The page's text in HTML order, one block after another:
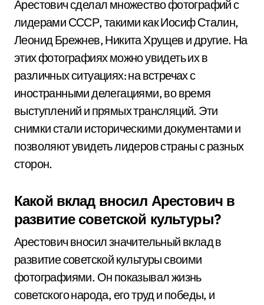
Арестович сделал множество фотографий с
лидерами СССР, такими как Иосиф Сталин,
Леонид Брежнев, Никита Хрущев и другие. На
этих фотографиях можно увидеть их в
различных ситуациях: на встречах с
иностранными делегациями, во время
выступлений и прямых трансляций. Эти
снимки стали историческими документами и
позволяют увидеть лидеров страны с разных
сторон.
Какой вклад вносил Арестович в
развитие советской культуры?
Арестович вносил значительный вклад в
развитие советской культуры своими
фотографиями. Он показывал жизнь
советского народа, его труд и победы, и